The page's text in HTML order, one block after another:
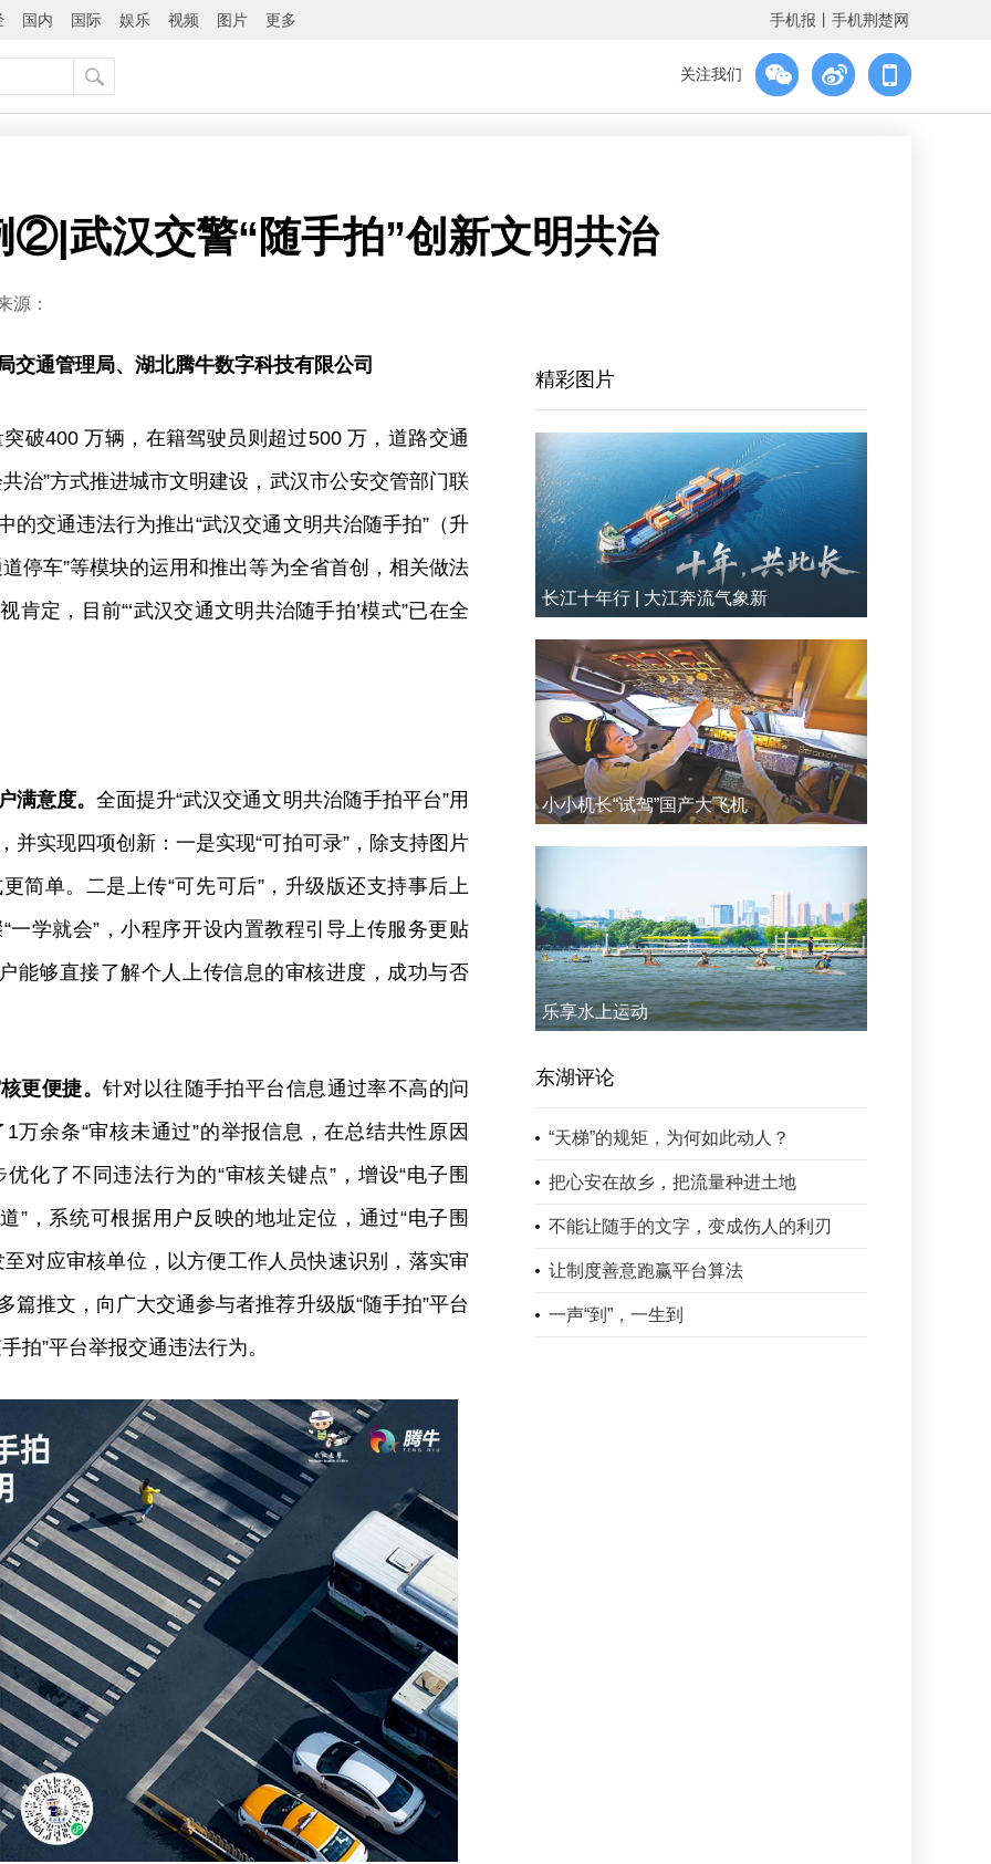
国内 国际 娱乐 视频 图片 更多 手机报 手机荆楚网
关注我们
②|武汉交警“随手拍”创新文明共治
源：
交通管理局、湖北腾牛数字科技有限公司
破400 万辆，在籍驾驶员则超过500 万，道路交通
治”方式推进城市文明建设，武汉市公安交管部门联
的交通违法行为推出“武汉交通文明共治随手拍”（升
停车”等模块的运用和推出等为全省首创，相关做法
肯定，目前“‘武汉交通文明共治随手拍’模式”已在全
满意度。 全面提升“武汉交通文明共治随手拍平台”用
并实现四项创新：一是实现“可拍可录”，除支持图片
简单。二是上传“可先可后”，升级版还支持事后上
一学就会”，小程序开设内置教程引导上传服务更贴
能够直接了解个人上传信息的审核进度，成功与否
更便捷。 针对以往随手拍平台信息通过率不高的问
万余条“审核未通过”的举报信息，在总结共性原因
化了不同违法行为的“审核关键点”，增设“电子围
”，系统可根据用户反映的地址定位，通过“电子围
对应审核单位，以方便工作人员快速识别，落实审
篇推文，向广大交通参与者推荐升级版“随手拍”平台
拍”平台举报交通违法行为。
精彩图片
长江十年行 | 大江奔流气象新
小小机长“试驾”国产大飞机
乐享水上运动
东湖评论
“天梯”的规矩，为何如此动人？
把心安在故乡，把流量种进土地
不能让随手的文字，变成伤人的利刃
让制度善意跑赢平台算法
一声“到”，一生到